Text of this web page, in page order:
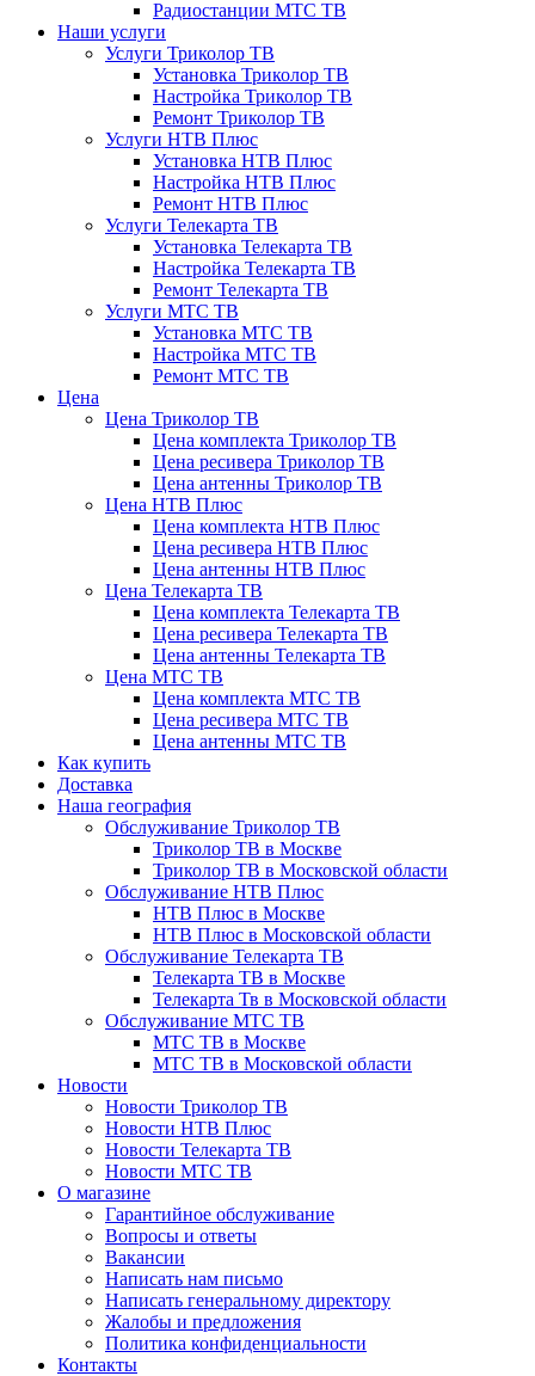
Радиостанции МТС ТВ
Наши услуги
Услуги Триколор ТВ
Установка Триколор ТВ
Настройка Триколор ТВ
Ремонт Триколор ТВ
Услуги НТВ Плюс
Установка НТВ Плюс
Настройка НТВ Плюс
Ремонт НТВ Плюс
Услуги Телекарта ТВ
Установка Телекарта ТВ
Настройка Телекарта ТВ
Ремонт Телекарта ТВ
Услуги МТС ТВ
Установка МТС ТВ
Настройка МТС ТВ
Ремонт МТС ТВ
Цена
Цена Триколор ТВ
Цена комплекта Триколор ТВ
Цена ресивера Триколор ТВ
Цена антенны Триколор ТВ
Цена НТВ Плюс
Цена комплекта НТВ Плюс
Цена ресивера НТВ Плюс
Цена антенны НТВ Плюс
Цена Телекарта ТВ
Цена комплекта Телекарта ТВ
Цена ресивера Телекарта ТВ
Цена антенны Телекарта ТВ
Цена МТС ТВ
Цена комплекта МТС ТВ
Цена ресивера МТС ТВ
Цена антенны МТС ТВ
Как купить
Доставка
Наша география
Обслуживание Триколор ТВ
Триколор ТВ в Москве
Триколор ТВ в Московской области
Обслуживание НТВ Плюс
НТВ Плюс в Москве
НТВ Плюс в Московской области
Обслуживание Телекарта ТВ
Телекарта ТВ в Москве
Телекарта Тв в Московской области
Обслуживание МТС ТВ
МТС ТВ в Москве
МТС ТВ в Московской области
Новости
Новости Триколор ТВ
Новости НТВ Плюс
Новости Телекарта ТВ
Новости МТС ТВ
О магазине
Гарантийное обслуживание
Вопросы и ответы
Вакансии
Написать нам письмо
Написать генеральному директору
Жалобы и предложения
Политика конфиденциальности
Контакты